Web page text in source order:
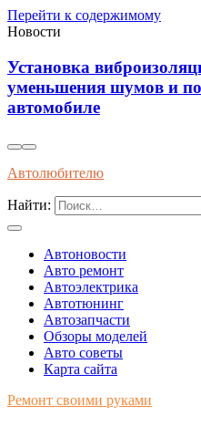
Перейти к содержимому
Новости
Влияние современного
долговечность
Автолюбителю
Найти:
Автоновости
Авто ремонт
Автоэлектрика
Автотюнинг
Автозапчасти
Обзоры моделей
Авто советы
Карта сайта
Ремонт своими руками